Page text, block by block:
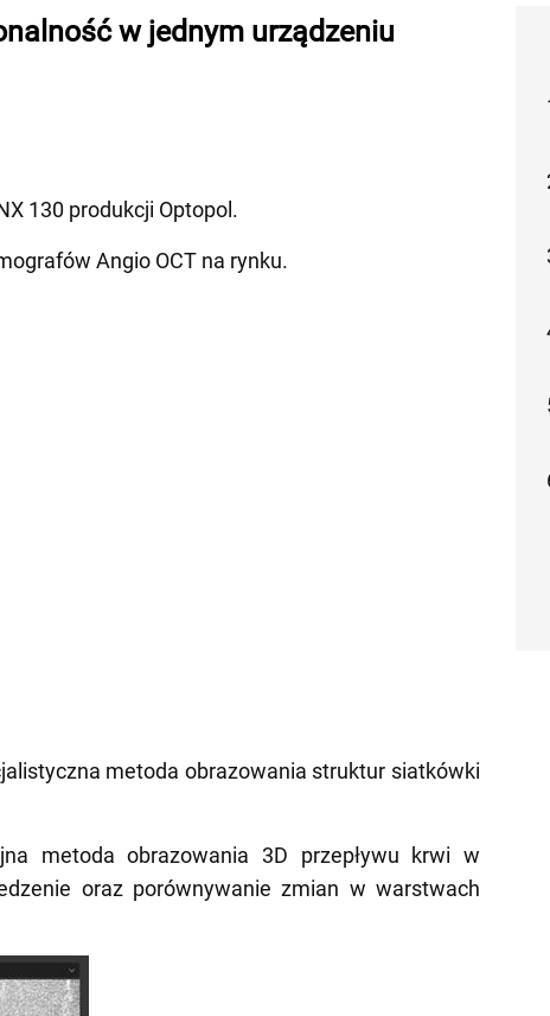
w jednym urządzeniu
130 produkcji Optopol.
Angio OCT na rynku.
metoda obrazowania struktur siatkówki
metoda obrazowania 3D przepływu krwi w
oraz porównywanie zmian w warstwach